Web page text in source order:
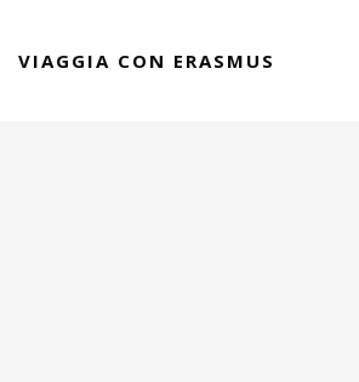
VIAGGIA CON ERASMUS